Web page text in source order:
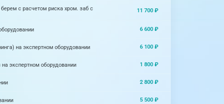
с расчетом риска хром. заб с 11 700 ₽
6 600 ₽
на экспертном оборудовании 6 100 ₽
экспертном оборудовании 1 800 ₽
2 800 ₽
5 500 ₽